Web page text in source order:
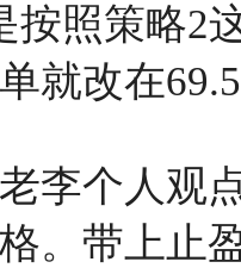
按照策略2
就改在
李个人观
。带上止